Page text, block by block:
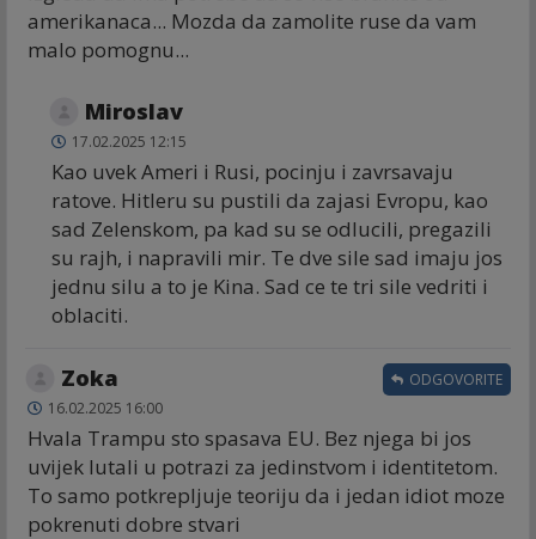
amerikanaca... Mozda da zamolite ruse da vam
malo pomognu...
Miroslav
17.02.2025 12:15
Kao uvek Ameri i Rusi, pocinju i zavrsavaju
ratove. Hitleru su pustili da zajasi Evropu, kao
sad Zelenskom, pa kad su se odlucili, pregazili
su rajh, i napravili mir. Te dve sile sad imaju jos
jednu silu a to je Kina. Sad ce te tri sile vedriti i
oblaciti.
Zoka
16.02.2025 16:00
Hvala Trampu sto spasava EU. Bez njega bi jos
uvijek lutali u potrazi za jedinstvom i identitetom.
To samo potkrepljuje teoriju da i jedan idiot moze
pokrenuti dobre stvari
ODGOVORITE